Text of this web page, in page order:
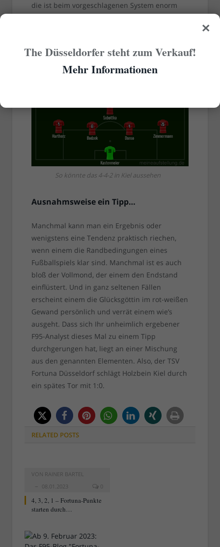
die ist beim vorgeschlagenen System enorm
So könnte das 4-4-2 in Kiel aussehen
Ausnahmsweise ein Tipp…
Manchmal kann man ein Ergebnis oder
wenigstens eine Tendenz praktisch riechen,
wenn einem die Randbedingungen eines
Fußballspiels klar sind. Manchmal ist es auch
bloß der Vollmond, der einem den Endstand
einflüstert. Und in ganz seltenen Fällen
erscheint einem die Glücksgöttin im rot-weißen
Gewand persönlich und verrät einem wie’s
ausgeht. Dass sich Ihr unheimlich ergebener
F95-Analyst dieses Mal zu einem Tipp
durchgerungen hat, liegt an einer Mischung
aus den genannten Elementen. Also, der TSV
Fortuna Düsseldorf schlägt Holzbein Kiel durch
ein spätes Tor mit 1:0.
RELATED POSTS
VON RAINER BARTEL
08.01.2023
0
4, 3, 2, 1 – Fortuna-Punkte
starten durch…
×
The Düsseldorfer steht zum Verkauf!
Mehr Informationen